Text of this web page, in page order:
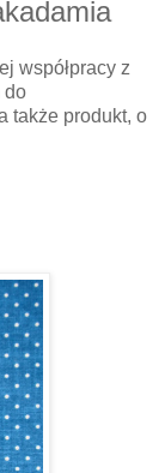
współpracy z
do
także produkt, o